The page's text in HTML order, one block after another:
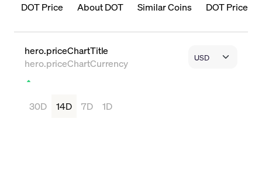
Crypto Prices
DOT Price About DOT Similar Coins DOT Price is
hero.priceChartTitle
hero.priceChartCurrency
30D 14D 7D 1D